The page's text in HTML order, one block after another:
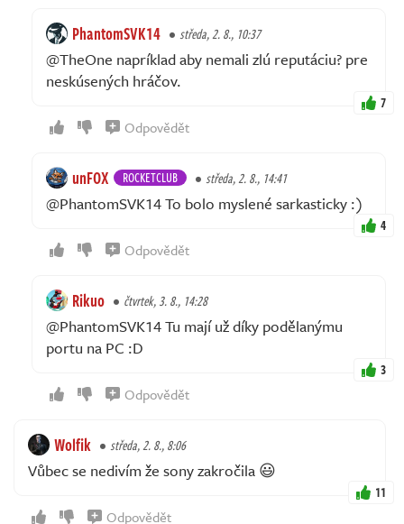
PhantomSVK14 středa, 2. 8., 10:37
@TheOne napríklad aby nemali zlú reputáciu? pre
neskúsených hráčov.
7
Odpovědět
unFOX ROCKETCLUB středa, 2. 8., 14:41
@PhantomSVK14 To bolo myslené sarkasticky :)
4
Odpovědět
Rikuo čtvrtek, 3. 8., 14:28
@PhantomSVK14 Tu mají už díky podělanýmu
portu na PC :D
3
Odpovědět
Wolfik středa, 2. 8., 8:06
Vůbec se nedivím že sony zakročila 😃
11
Odpovědět